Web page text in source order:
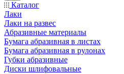
Каталог
Лаки
Лаки на развес
Абразивные материалы
Бумага абразивная в листах
Бумага абразивная в рулонах
Губки абразивные
Диски шлифовальные